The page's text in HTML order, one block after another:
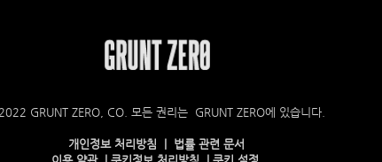
GRUNT ZERO, CO. 모든 권리는 GRUNT ZERO에 있습니다.
개인정보 처리방침 | 법률 관련 문서